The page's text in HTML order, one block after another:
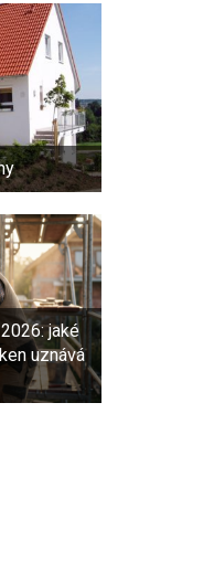
jaké
uznává